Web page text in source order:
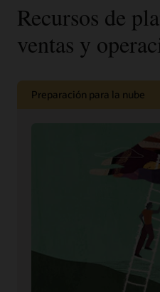
Recursos de
ventas y
Preparación para la nube